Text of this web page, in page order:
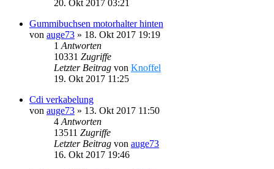
20. Okt 2017 03:21
Gummibuchsen motorhalter hinten
von auge73 » 18. Okt 2017 19:19
1 Antworten
10331 Zugriffe
Letzter Beitrag von Knoffel
19. Okt 2017 11:25
Cdi verkabelung
von auge73 » 13. Okt 2017 11:50
4 Antworten
13511 Zugriffe
Letzter Beitrag von auge73
16. Okt 2017 19:46